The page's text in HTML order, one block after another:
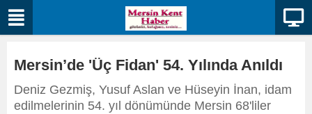
Mersin’de 'Üç Fidan' 54. Yılında Anıldı
Deniz Gezmiş, Yusuf Aslan ve Hüseyin İnan, idam
edilmelerinin 54. yıl dönümünde Mersin 68'liler